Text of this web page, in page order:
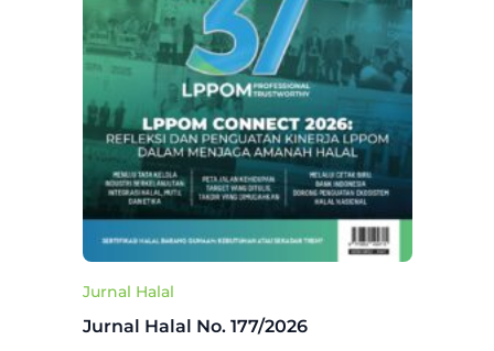
Jurnal Halal
Jurnal Halal No. 177/2026